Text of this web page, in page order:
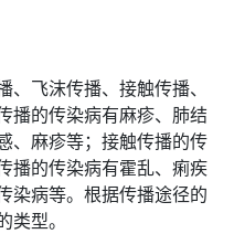
飞沫传播、接触传播、
播的传染病有麻疹、肺结
、麻疹等；接触传播的传
播的传染病有霍乱、痢疾
染病等。根据传播途径的
型。